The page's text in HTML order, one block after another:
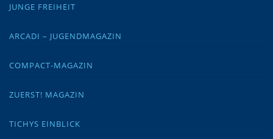
JUNGE FREIHEIT
ARCADI – JUGENDMAGAZIN
COMPACT-MAGAZIN
ZUERST! MAGAZIN
TICHYS EINBLICK